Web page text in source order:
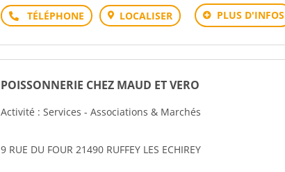
Téléphone LOCALISER PLUS D'INFOS
POISSONNERIE CHEZ MAUD ET VERO
Activité : Services - Associations & Marchés
9 RUE DU FOUR 21490 RUFFEY LES ECHIREY